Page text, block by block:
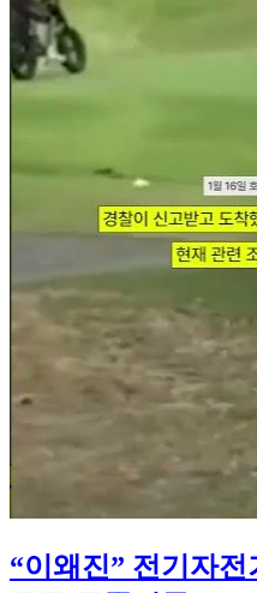
“이왜진” 전기자